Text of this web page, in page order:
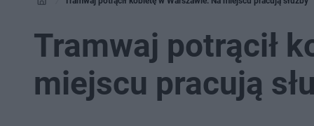
Tramwaj potrącił
miejscu pracują